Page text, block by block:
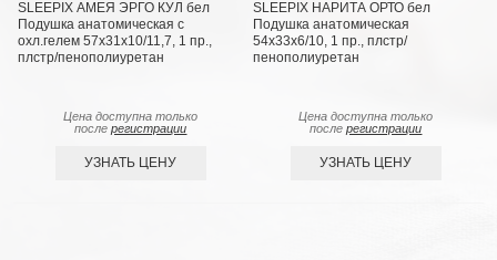
SLEEPIX АМЕЯ ЭРГО КУЛ бел
Подушка анатомическая с
охл.гелем 57х31х10/11,7, 1 пр.,
плстр/пенополиуретан
Цена доступна только
послерегистрации
УЗНАТЬ ЦЕНУ
SLEEPIX НАРИТА ОРТО бел
Подушка анатомическая
54x33x6/10, 1 пр., плстр/
пенополиуретан
Цена доступна только
послерегистрации
УЗНАТЬ ЦЕНУ